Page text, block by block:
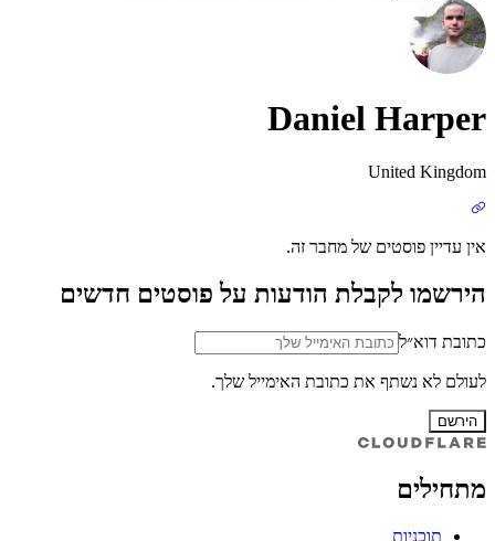
Daniel Harper
United Kingdom
אין עדיין פוסטים של מחבר זה.
הירשמו לקבלת הודעות על פוסטים חדשים
כתובת דוא״ל
לעולם לא נשתף את כתובת האימייל שלך.
הירשם
מתחילים
תוכניות